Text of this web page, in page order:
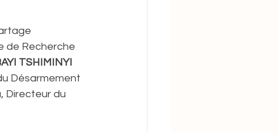
de Recherche
TSHIMINYI
Désarmement
Directeur du